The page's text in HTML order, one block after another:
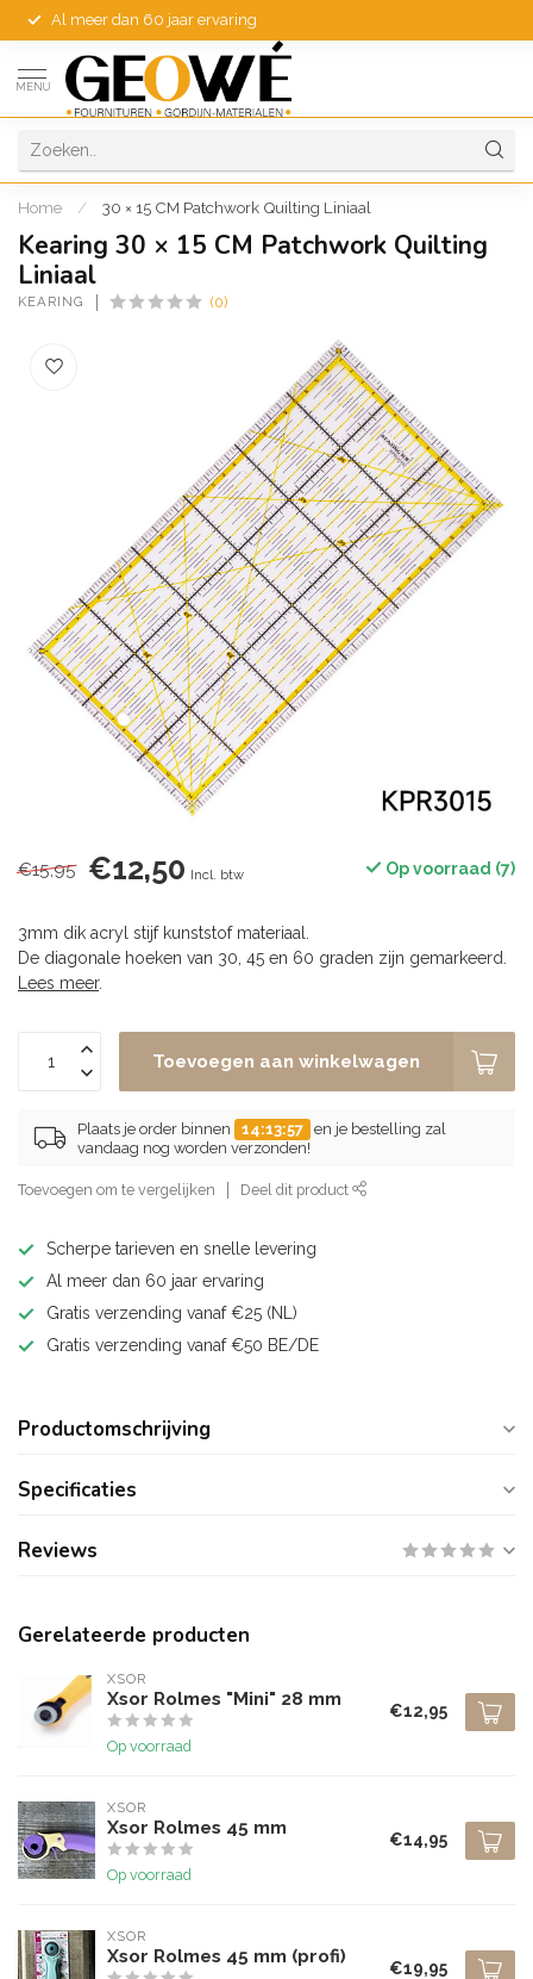
Al meer dan 60 jaar ervaring
MENU
Home / 30 × 15 CM Patchwork Quilting Liniaal
Kearing 30 × 15 CM Patchwork Quilting
Liniaal
KEARING (0)
€15,95 €12,50 Incl. btw Op voorraad (7)
3mm dik acryl stijf kunststof materiaal.
De diagonale hoeken van 30, 45 en 60 graden zijn gemarkeerd.
Lees meer.
Toevoegen aan winkelwagen
Plaats je order binnen 14:13:56 en je bestelling zal
vandaag nog worden verzonden!
Toevoegen om te vergelijken Deel dit product
Scherpe tarieven en snelle levering
Al meer dan 60 jaar ervaring
Gratis verzending vanaf €25 (NL)
Gratis verzending vanaf €50 BE/DE
Productomschrijving
Specificaties
Reviews
Gerelateerde producten
XSOR
Xsor Rolmes "Mini" 28 mm
Op voorraad
€12,95
XSOR
Xsor Rolmes 45 mm
Op voorraad
€14,95
XSOR
Xsor Rolmes 45 mm (profi)
€19,95